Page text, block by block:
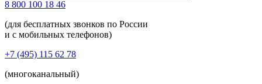
8 800 100 18 46
(для бесплатных звонков по России
и с мобильных телефонов)
+7 (495) 115 62 78
(многоканальный)